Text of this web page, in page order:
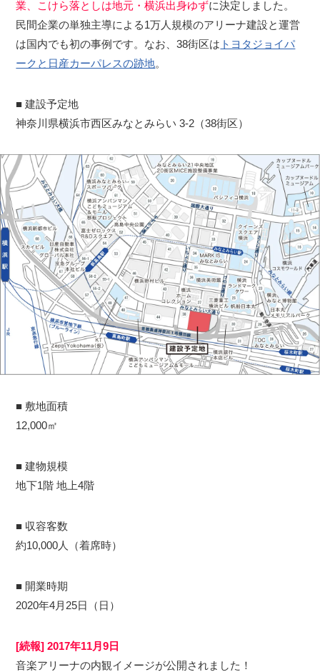
業、こけら落としは地元・横浜出身ゆずに決定しました。
民間企業の単独主導による1万人規模のアリーナ建設と運営
は国内でも初の事例です。なお、38街区は トヨタジョイパ
ークと日産カーパレスの跡地。
■ 建設予定地
神奈川県横浜市西区みなとみらい 3-2（38街区）
■ 敷地面積
12,000㎡
■ 建物規模
地下1階 地上4階
■ 収容客数
約10,000人（着席時）
■ 開業時期
2020年4月25日（日）
[続報] 2017年11月9日
音楽アリーナの内観イメージが公開されました！